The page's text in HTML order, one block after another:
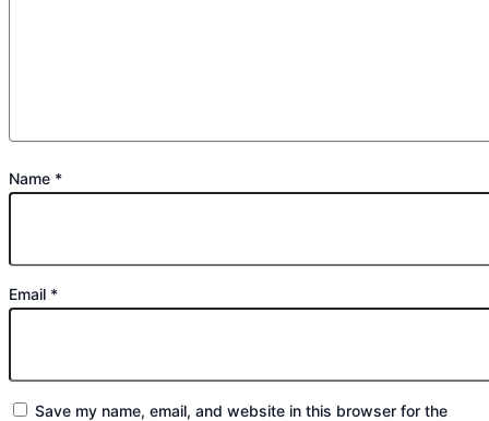
Name *
Email *
Save my name, email, and website in this browser for the